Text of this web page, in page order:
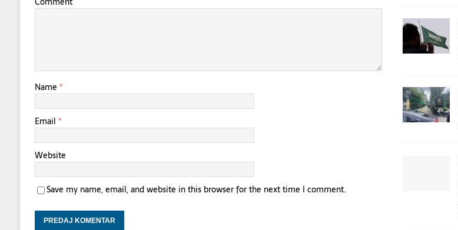
Name *
Email *
Website
Save my name, email, and website in this browser for the next time I comment.